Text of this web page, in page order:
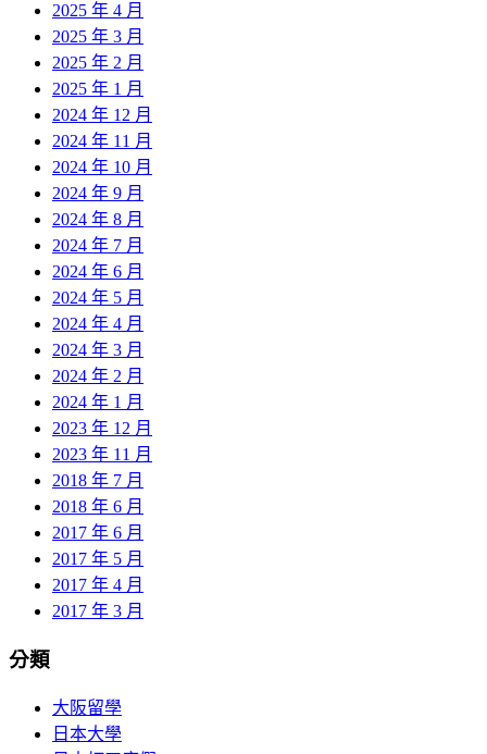
2025 年 4 月
2025 年 3 月
2025 年 2 月
2025 年 1 月
2024 年 12 月
2024 年 11 月
2024 年 10 月
2024 年 9 月
2024 年 8 月
2024 年 7 月
2024 年 6 月
2024 年 5 月
2024 年 4 月
2024 年 3 月
2024 年 2 月
2024 年 1 月
2023 年 12 月
2023 年 11 月
2018 年 7 月
2018 年 6 月
2017 年 6 月
2017 年 5 月
2017 年 4 月
2017 年 3 月
分類
大阪留學
日本大學